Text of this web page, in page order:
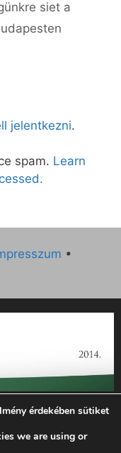
siet a
jelentkezni.
spam. Learn
•
évi működésének
sz. támogatási
támogatta az
érdekében sütiket
we are using or